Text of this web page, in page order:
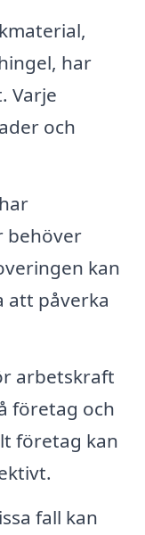
har
Varje
och
behöver
kan
att påverka
arbetskraft
företag och
företag kan
fall kan